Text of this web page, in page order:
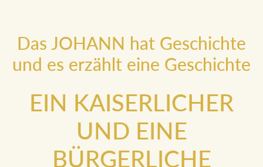
Das JOHANN hat Geschichte
und es erzählt eine Geschichte
EIN KAISERLICHER
UND EINE
BÜRGERLICHE